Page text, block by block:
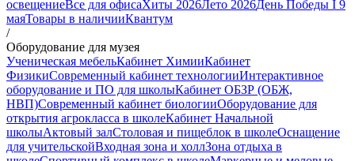
освещениеВсе для офисаХиты 2026Лето 2026День Победы I 9
маяТовары в наличииКвантум
/
Оборудование для музея
Ученическая мебельКабинет ХимииКабинет
ФизикиСовременный кабинет технологииИнтерактивное
оборудование и ПО для школыКабинет ОБЗР (ОБЖ,
НВП)Современный кабинет биологииОборудование для
открытия агрокласса в школеКабинет Начальной
школыАктовый залСтоловая и пищеблок в школеОснащение
для учительскойВходная зона и холлЗона отдыха в